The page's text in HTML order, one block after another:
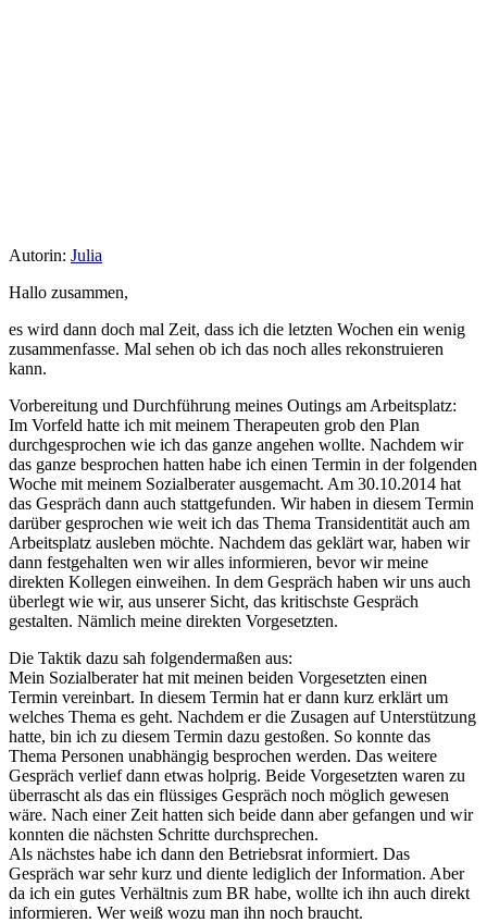
Autorin: Julia
Hallo zusammen,
es wird dann doch mal Zeit, dass ich die letzten Wochen ein wenig
zusammenfasse. Mal sehen ob ich das noch alles rekonstruieren
kann.
Vorbereitung und Durchführung meines Outings am Arbeitsplatz:
Im Vorfeld hatte ich mit meinem Therapeuten grob den Plan
durchgesprochen wie ich das ganze angehen wollte. Nachdem wir
das ganze besprochen hatten habe ich einen Termin in der folgenden
Woche mit meinem Sozialberater ausgemacht. Am 30.10.2014 hat
das Gespräch dann auch stattgefunden. Wir haben in diesem Termin
darüber gesprochen wie weit ich das Thema Transidentität auch am
Arbeitsplatz ausleben möchte. Nachdem das geklärt war, haben wir
dann festgehalten wen wir alles informieren, bevor wir meine
direkten Kollegen einweihen. In dem Gespräch haben wir uns auch
überlegt wie wir, aus unserer Sicht, das kritischste Gespräch
gestalten. Nämlich meine direkten Vorgesetzten.
Die Taktik dazu sah folgendermaßen aus:
Mein Sozialberater hat mit meinen beiden Vorgesetzten einen
Termin vereinbart. In diesem Termin hat er dann kurz erklärt um
welches Thema es geht. Nachdem er die Zusagen auf Unterstützung
hatte, bin ich zu diesem Termin dazu gestoßen. So konnte das
Thema Personen unabhängig besprochen werden. Das weitere
Gespräch verlief dann etwas holprig. Beide Vorgesetzten waren zu
überrascht als das ein flüssiges Gespräch noch möglich gewesen
wäre. Nach einer Zeit hatten sich beide dann aber gefangen und wir
konnten die nächsten Schritte durchsprechen.
Als nächstes habe ich dann den Betriebsrat informiert. Das
Gespräch war sehr kurz und diente lediglich der Information. Aber
da ich ein gutes Verhältnis zum BR habe, wollte ich ihn auch direkt
informieren. Wer weiß wozu man ihn noch braucht.